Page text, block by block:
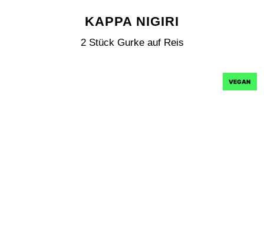
KAPPA NIGIRI
2 Stück Gurke auf Reis
VEGAN